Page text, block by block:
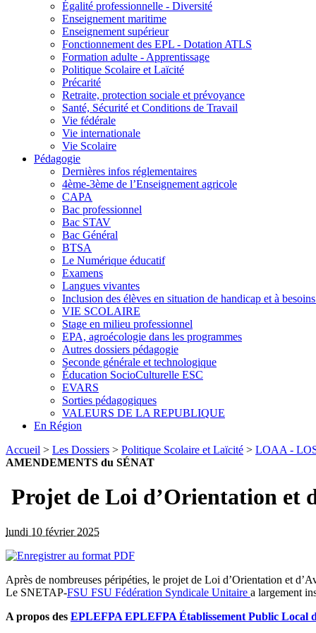
Égalité professionnelle - Diversité
Enseignement maritime
Enseignement supérieur
Fonctionnement des EPL - Dotation ATLS
Formation adulte - Apprentissage
Politique Scolaire et Laïcité
Précarité
Retraite, protection sociale et prévoyance
Santé, Sécurité et Conditions de Travail
Vie fédérale
Vie internationale
Vie Scolaire
Pédagogie
Dernières infos réglementaires
4ème-3ème de l’Enseignement agricole
CAPA
Bac professionnel
Bac STAV
Bac Général
BTSA
Le Numérique éducatif
Examens
Langues vivantes
Inclusion des élèves en situation de handicap et à
VIE SCOLAIRE
Stage en milieu professionnel
EPA, agroécologie dans les programmes
Autres dossiers pédagogie
Seconde générale et technologique
Éducation SocioCulturelle ESC
EVARS
Sorties pédagogiques
VALEURS DE LA REPUBLIQUE
En Région
Accueil > Les Dossiers > Politique Scolaire et Laïcité > LOAA -
AMENDEMENTS du SÉNAT
Projet de Loi d’Orientation et
lundi 10 février 2025
Après de nombreuses péripéties, le projet de Loi d’Orientation et
Le SNETAP-FSU FSU Fédération Syndicale Unitaire a largement
A propos des EPLEFPA EPLEFPA Établissement Public Local